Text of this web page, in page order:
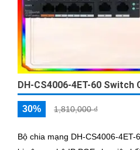
DH-CS4006-4ET-60 Switch
30% 1,810,000 ₫
Bộ chia mạng DH-CS4006-